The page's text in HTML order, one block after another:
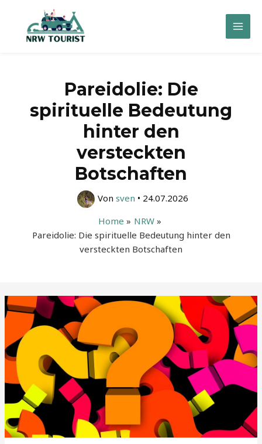
springen
Main
Pareidolie: Die
spirituelle Bedeutung
hinter den
versteckten
Botschaften
Von sven • 24.07.2026
Home
NRW
Pareidolie: Die spirituelle Bedeutung hinter den
versteckten Botschaften